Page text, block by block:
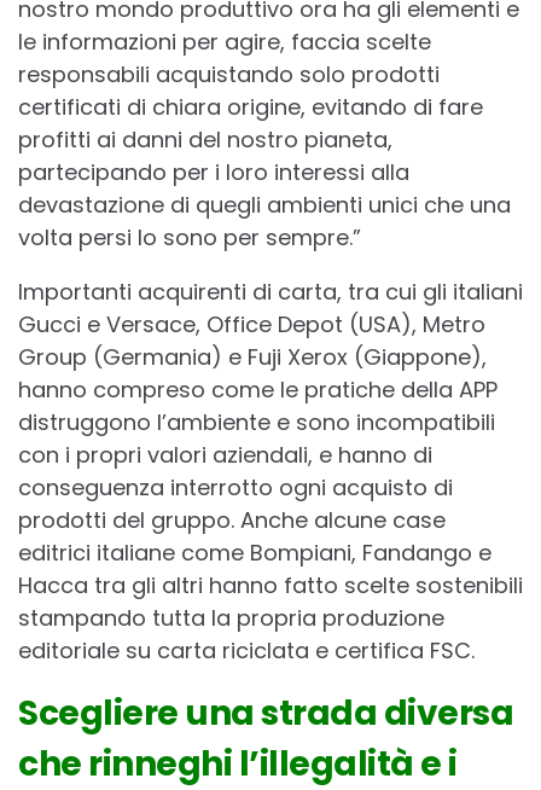
nostro mondo produttivo ora ha gli elementi e
le informazioni per agire, faccia scelte
responsabili acquistando solo prodotti
certificati di chiara origine, evitando di fare
profitti ai danni del nostro pianeta,
partecipando per i loro interessi alla
devastazione di quegli ambienti unici che una
volta persi lo sono per sempre.”
Importanti acquirenti di carta, tra cui gli italiani
Gucci e Versace, Office Depot (USA), Metro
Group (Germania) e Fuji Xerox (Giappone),
hanno compreso come le pratiche della APP
distruggono l’ambiente e sono incompatibili
con i propri valori aziendali, e hanno di
conseguenza interrotto ogni acquisto di
prodotti del gruppo. Anche alcune case
editrici italiane come Bompiani, Fandango e
Hacca tra gli altri hanno fatto scelte sostenibili
stampando tutta la propria produzione
editoriale su carta riciclata e certifica FSC.
Scegliere una strada diversa
che rinneghi l’illegalità e i